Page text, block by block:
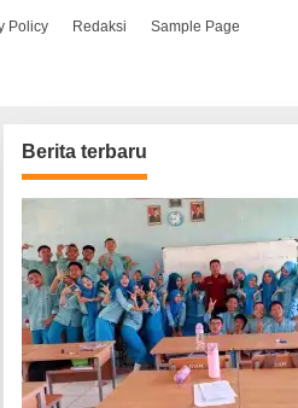
Policy Redaksi Sample Page
Berita terbaru